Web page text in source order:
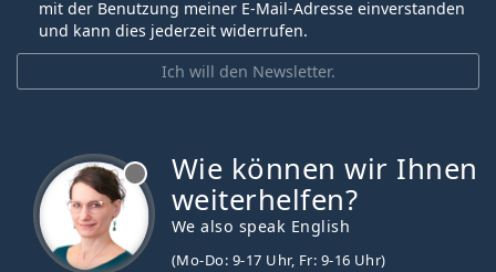
Wie lange kann man Acuvue Oasys Max 1-Day
Multifocal for Astigmatism tragen?
Kann man mit Acuvue Oasys Max 1-Day
Multifocal for Astigmatism schlafen?
Es ist ein Medizinprodukt. Lesen Sie vor dem Gebrauch
die Anleitung.
Ich will den Newsletter.
mit der Benutzung meiner E-Mail-Adresse einverstanden
und kann dies jederzeit widerrufen.
Wie können wir Ihnen
weiterhelfen?
We also speak English
(Mo-Do: 9-17 Uhr, Fr: 9-16 Uhr)